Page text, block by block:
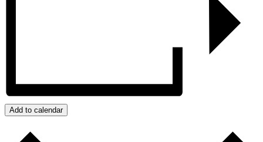
Add to calendar